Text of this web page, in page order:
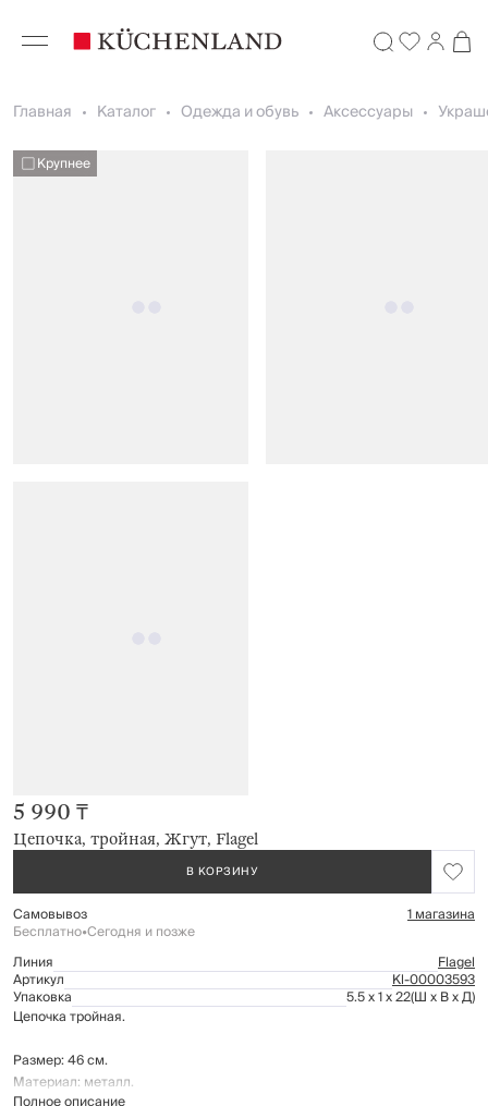
Главная Каталог Одежда и обувь Аксессуары
Крупнее
Цепочка, тройная, Жгут, Flagel
5 990 ₸
В КОРЗИНУ
Самовывоз 1 магазина
Бесплатно•Сегодня и позже
Линия
Flagel
Артикул Kl-00003593
Упаковка 5.5 x 1 x 22(Ш x В x Д)
Цепочка тройная.
Размер: 46 см.
Материал: металл.